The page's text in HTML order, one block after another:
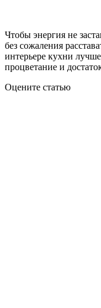
Чтобы энергия не
без сожаления
интерьере кухни
процветание и
Оцените статью